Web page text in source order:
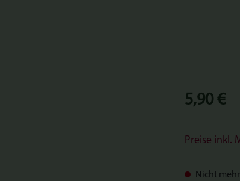
Regulärer
5,90 €
Preise inkl.
Nicht